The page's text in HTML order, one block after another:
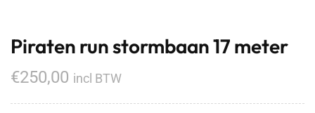
Piraten run stormbaan 17 meter
€250,00 incl BTW